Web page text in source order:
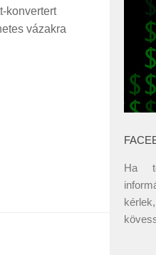
konvertert
vázakra
Ha